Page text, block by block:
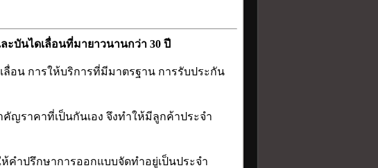
นไดเลื่อนที่มายาวนานกว่า 30 ปี
ลื่อน การให้บริการที่มีมาตรฐาน การรับประกัน
ญราคาที่เป็นกันเอง จึงทำให้มีลูกค้าประจำ
คำปรึกษาการออกแบบจัดทำอยู่เป็นประจำ